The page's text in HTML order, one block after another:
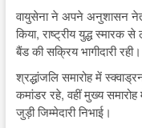
वायुसेना ने अपने अनुशासन
किया, राष्ट्रीय युद्ध
बैंड की सक्रिय भागीदारी रही।
श्रद्धांजलि समारोह में
कमांडर रहे, वहीं मुख्य
जुड़ी जिम्मेदारी निभाई।